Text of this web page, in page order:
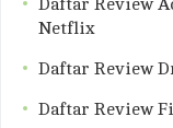
Daftar Review
Netflix
Daftar Review
Daftar Review